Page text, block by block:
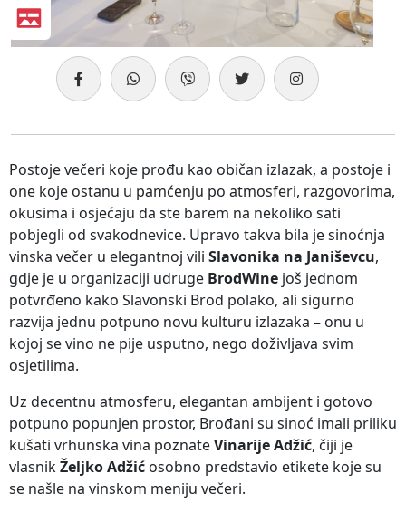
Postoje večeri koje prođu kao običan izlazak, a postoje i
one koje ostanu u pamćenju po atmosferi, razgovorima,
okusima i osjećaju da ste barem na nekoliko sati
pobjegli od svakodnevice. Upravo takva bila je sinoćnja
vinska večer u elegantnoj vili Slavonika na Janiševcu,
gdje je u organizaciji udruge BrodWine još jednom
potvrđeno kako Slavonski Brod polako, ali sigurno
razvija jednu potpuno novu kulturu izlazaka – onu u
kojoj se vino ne pije usputno, nego doživljava svim
osjetilima.
Uz decentnu atmosferu, elegantan ambijent i gotovo
potpuno popunjen prostor, Brođani su sinoć imali priliku
kušati vrhunska vina poznateVinarije Adžić, čiji je
vlasnikŽeljko Adžić osobno predstavio etikete koje su
se našle na vinskom meniju večeri.